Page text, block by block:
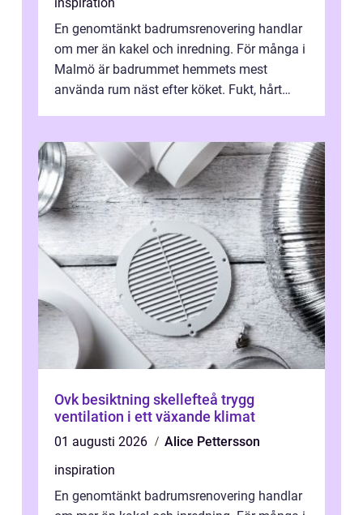
inspiration
En genomtänkt badrumsrenovering handlar
om mer än kakel och inredning. För många i
Malmö är badrummet hemmets mest
använda rum näst efter köket. Fukt, hårt
Ovk besiktning skellefteå trygg
ventilation i ett växande klimat
01 augusti 2026
Alice Pettersson
inspiration
En genomtänkt badrumsrenovering handlar